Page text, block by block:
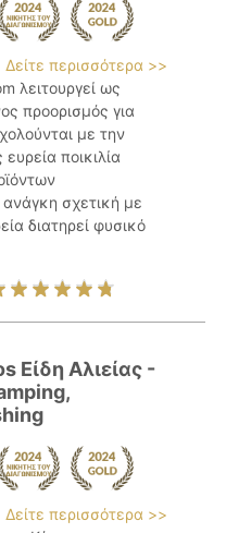
Δείτε περισσότερα >>
λειτουργεί ως
προορισμός για
με την
ποικιλία
σχετική με
διατηρεί φυσικό
Είδη Αλιείας -
Δείτε περισσότερα >>